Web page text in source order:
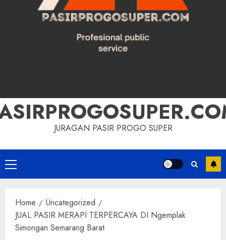
JURAGAN PASIR PROGO SUPER
Primary
Menu
Home
Uncategorized
JUAL PASIR MERAPI TERPERCAYA DI Ngemplak
Simongan Semarang Barat